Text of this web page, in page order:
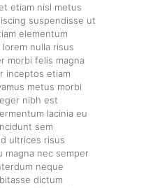
etiam nisl metus
suspendisse ut
elementum
nulla risus
morbi felis magna
inceptos etiam
metus morbi
nibh est
lacinia eu
sem
ultrices risus
magna nec semper
neque
dictum